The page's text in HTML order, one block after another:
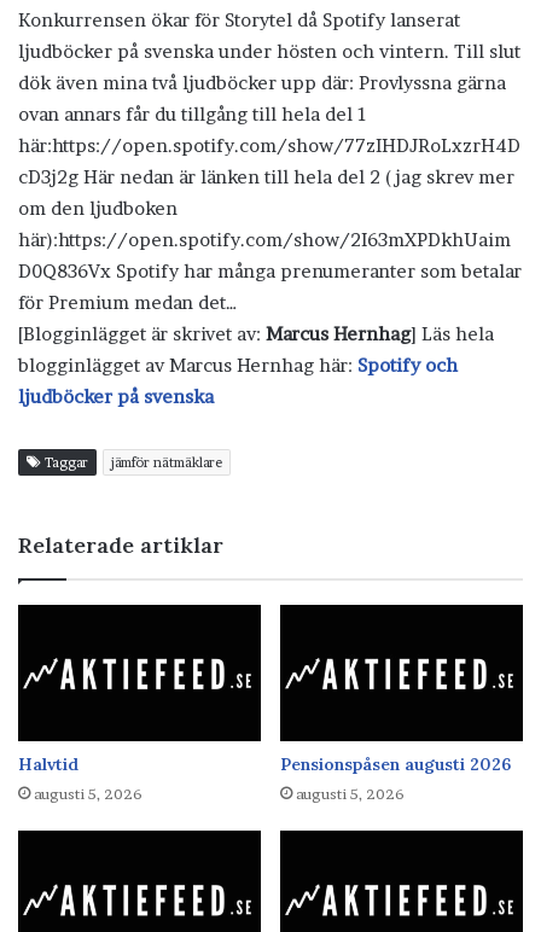
Konkurrensen ökar för Storytel då Spotify lanserat
ljudböcker på svenska under hösten och vintern. Till slut
dök även mina två ljudböcker upp där: Provlyssna gärna
ovan annars får du tillgång till hela del 1
här:https://open.spotify.com/show/77zIHDJRoLxzrH4D
cD3j2g Här nedan är länken till hela del 2 (jag skrev mer
om den ljudboken
här):https://open.spotify.com/show/2I63mXPDkhUaim
D0Q836Vx Spotify har många prenumeranter som betalar
för Premium medan det…
[Blogginlägget är skrivet av: Marcus Hernhag] Läs hela
blogginlägget av Marcus Hernhag här: Spotify och
ljudböcker på svenska
Taggar jämför nätmäklare
Relaterade artiklar
Halvtid
augusti 5, 2026
Pensionspåsen augusti 2026
augusti 5, 2026